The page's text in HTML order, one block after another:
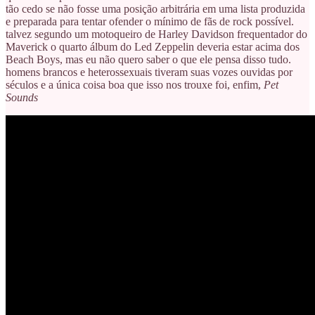
tão cedo se não fosse uma posição arbitrária em uma lista produzida
e preparada para tentar ofender o mínimo de fãs de rock possível.
talvez segundo um motoqueiro de Harley Davidson frequentador do
Maverick o quarto álbum do Led Zeppelin deveria estar acima dos
Beach Boys, mas eu não quero saber o que ele pensa disso tudo.
homens brancos e heterossexuais tiveram suas vozes ouvidas por
séculos e a única coisa boa que isso nos trouxe foi, enfim, Pet
Sounds